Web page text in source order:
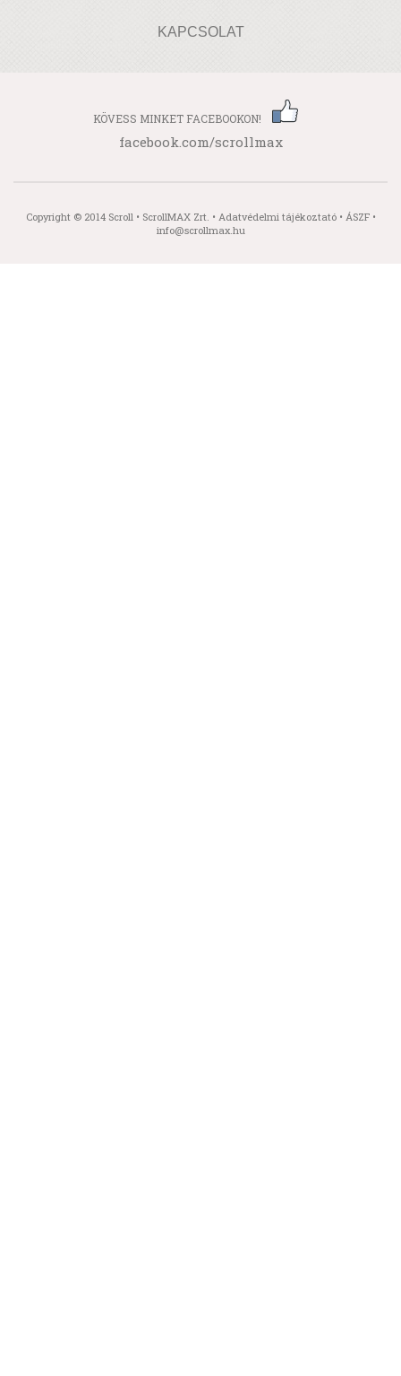
KAPCSOLAT
KÖVESS MINKET FACEBOOKON!
facebook.com/scrollmax
Copyright © 2014 Scroll • ScrollMAX Zrt. • Adatvédelmi tájékoztató• ÁSZF•
info@scrollmax.hu